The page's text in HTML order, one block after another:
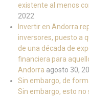
existente al menos
2022
Invertir en Andorra
inversores, puesto a
de una década de
financiera para
Andorra agosto 30,
Sin embargo, de
Sin embargo, esto